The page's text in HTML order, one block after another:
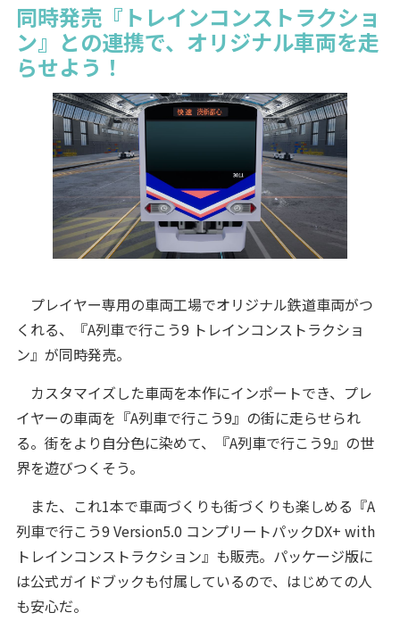
同時発売『トレインコンストラクショ
ン』との連携で、オリジナル車両を走
らせよう！
プレイヤー専用の車両工場でオリジナル鉄道車両がつ
くれる、『A列車で行こう9 トレインコンストラクショ
ン』が同時発売。
カスタマイズした車両を本作にインポートでき、プレ
イヤーの車両を『A列車で行こう9』の街に走らせられ
る。街をより自分色に染めて、『A列車で行こう9』の世
界を遊びつくそう。
また、これ1本で車両づくりも街づくりも楽しめる『A
列車で行こう9 Version5.0 コンプリートパックDX+ with
トレインコンストラクション』も販売。パッケージ版に
は公式ガイドブックも付属しているので、はじめての人
も安心だ。